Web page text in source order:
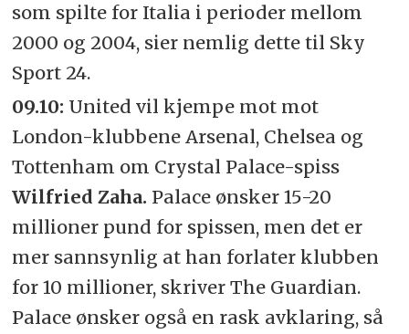
som spilte for Italia i perioder mellom
2000 og 2004, sier nemlig dette til Sky
Sport 24.
09.10: United vil kjempe mot mot
London-klubbene Arsenal, Chelsea og
Tottenham om Crystal Palace-spiss
Wilfried Zaha. Palace ønsker 15-20
millioner pund for spissen, men det er
mer sannsynlig at han forlater klubben
for 10 millioner, skriver The Guardian.
Palace ønsker også en rask avklaring, så